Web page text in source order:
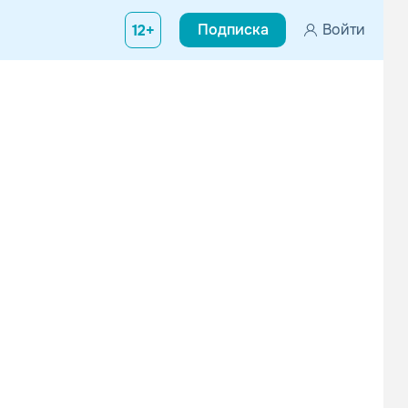
12+ Подписка Войти
играет музыку в стиле ALTERNATIVE, Digital Core.
на гитарах под ударники синтезатора. Сначала пытались